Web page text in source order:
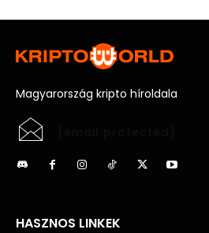
Magyarország kripto híroldala
HASZNOS LINKEK